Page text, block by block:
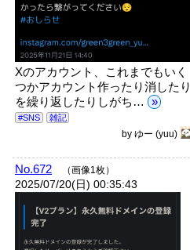
Xのアカウント、これまでもいく
つかアカウント作ったり消したり
を繰り返したりしがち… »
#SNS 雑記
byゆー(yuu)
No.672 （画像1枚）
2025/07/20(日) 00:35:43